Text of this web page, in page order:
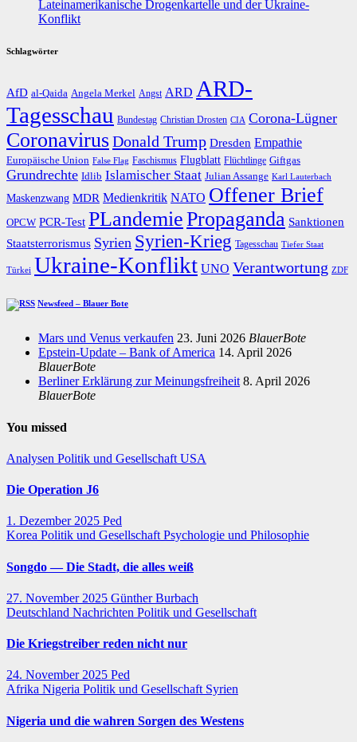
Lateinamerikanische Drogenkartelle und der Ukraine-
Konflikt
Schlagwörter
AfD al-Qaida Angela Merkel Angst ARD ARD-
Tagesschau Bundestag Christian Drosten CIA Corona-Lügner
CoronavirusDonald Trump Dresden Empathie
Europäische Union False Flag Faschismus Flugblatt Flüchtlinge Giftgas
Grundrechte Idlib Islamischer Staat Julian Assange Karl Lauterbach
Maskenzwang MDR Medienkritik NATO Offener Brief
OPCW PCR-Test PLandemiePropaganda Sanktionen
Staatsterrorismus Syrien Syrien-Krieg Tagesschau Tiefer Staat
Türkei Ukraine-Konflikt UNO Verantwortung ZDF
Newsfeed – Blauer Bote
Mars und Venus verkaufen 23. Juni 2026 BlauerBote
Epstein-Update – Bank of America 14. April 2026
BlauerBote
Berliner Erklärung zur Meinungsfreiheit 8. April 2026
BlauerBote
You missed
Analysen Politik und Gesellschaft USA
Die Operation J6
1. Dezember 2025 Ped
Korea Politik und Gesellschaft Psychologie und Philosophie
Songdo — Die Stadt, die alles weiß
27. November 2025 Günther Burbach
Deutschland Nachrichten Politik und Gesellschaft
Die Kriegstreiber reden nicht nur
24. November 2025 Ped
Afrika Nigeria Politik und Gesellschaft Syrien
Nigeria und die wahren Sorgen des Westens